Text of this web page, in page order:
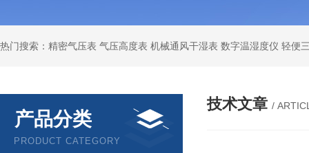
产品分类
PRODUCT CATEGORY
技术文章 /